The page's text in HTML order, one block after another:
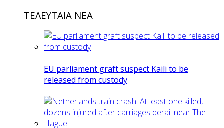
ΤΕΛΕΥΤΑΙΑ ΝΕΑ
EU parliament graft suspect Kaili to be
released from custody